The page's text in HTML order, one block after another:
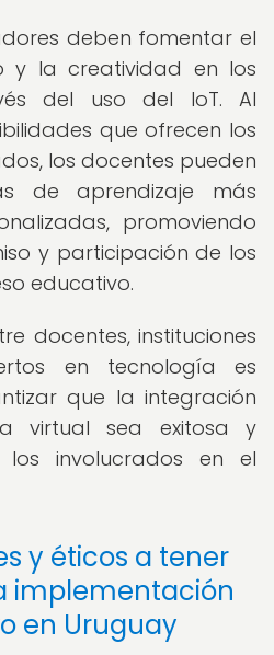
deben fomentar el
y la creatividad en los
del uso del IoT. Al
que ofrecen los
los docentes pueden
de aprendizaje más
promoviendo
y participación de los
educativo.
docentes, instituciones
en tecnología es
que la integración
virtual sea exitosa y
involucrados en el
y éticos a tener
implementación
en Uruguay